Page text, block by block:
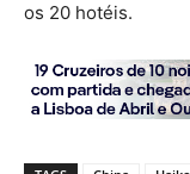
os 20 hotéis.